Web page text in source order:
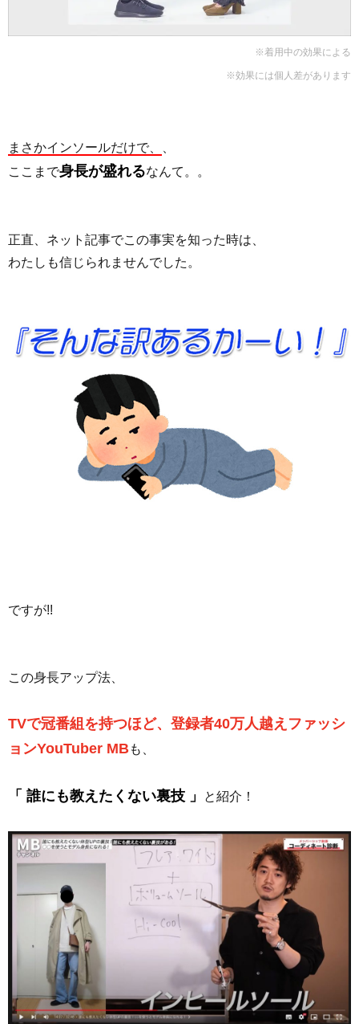
※着用中の効果による
※効果には個人差があります
まさかインソールだけで、
ここまで身長が盛れるなんて。。
正直、ネット記事でこの事実を知った時は、
わたしも信じられませんでした。
ですが!!
この身長アップ法、
TVで冠番組を持つほど、登録者40万人越えファッシ
ョンYouTuber MBも、
「 誰にも教えたくない裏技 」 と紹介！